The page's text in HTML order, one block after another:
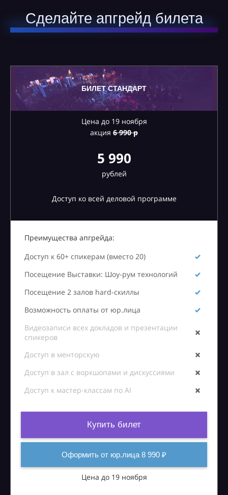
Сделайте апгрейд билета
БИЛЕТ СТАНДАРТ
Цена до 19 ноября
акция 6990 р
5 990
рублей
Доступ ко всей деловой программе
Преимущества апгрейда:
Доступ к 60+ спикерам (вместо 20)
Посещение Выставки: Шоу-рум технологий
Посещение 2 залов hard-скиллы
Возможность оплаты от юр.лица
Видеозаписи всех докладов и презентации
спикеров
Доступ в менторскую
Доступ в зал с воркшопами и дискуссиями
Доступ к мастер-классам по AI
Купить билет
Оформить от юр.лица 8 990 ₽
Цена до 19 ноября